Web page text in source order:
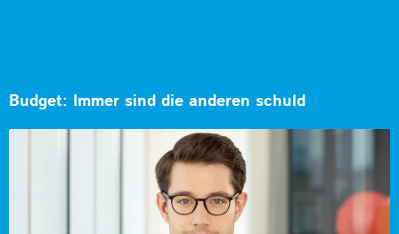
Budget: Immer sind die anderen schuld